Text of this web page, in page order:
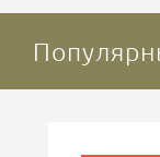
подготовки счета.